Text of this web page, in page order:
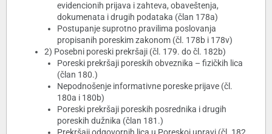
evidencionih prijava i zahteva, obaveštenja,
dokumenata i drugih podataka (član 178a)
Postupanje suprotno pravilima poslovanja
propisanih poreskim zakonom (čl. 178b i 178v)
2) Posebni poreski prekršaji (čl. 179. do čl. 182b)
Poreski prekršaji poreskih obveznika – fizičkih lica
(član 180.)
Nepodnošenje informativne poreske prijave (čl.
180a i 180b)
Poreski prekršaji poreskih posrednika i drugih
poreskih dužnika (član 181.)